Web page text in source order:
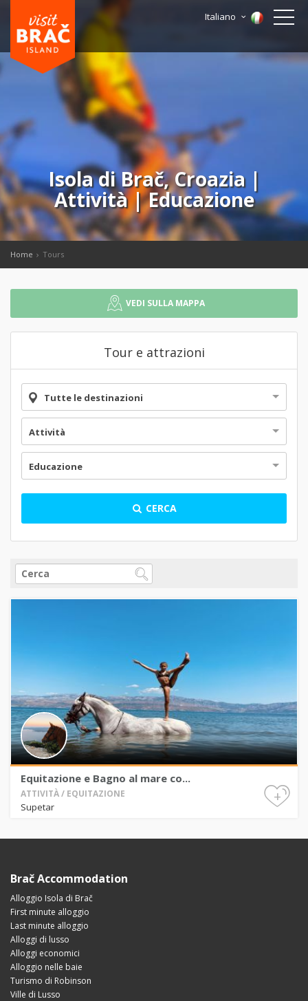
Italiano
Isola di Brač, Croazia |
Attività | Educazione
Home Tours
VEDI SULLA MAPPA
Tour e attrazioni
Tutte le destinazioni
Attività
Educazione
CERCA
Equitazione e Bagno al mare co...
ATTIVITÀ / EQUITAZIONE
Supetar
+
Brač Accommodation
Alloggio Isola di Brač
First minute alloggio
Last minute alloggio
Alloggi di lusso
Alloggi economici
Alloggio nelle baie
Turismo di Robinson
Ville di Lusso